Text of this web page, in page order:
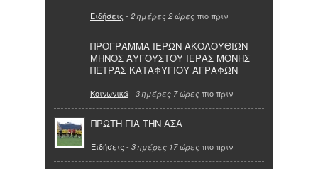
Ειδήσεις - 2 ημέρες 2 ώρες πιο πριν
ΠΡΟΓΡΑΜΜΑ ΙΕΡΩΝ ΑΚΟΛΟΥΘΙΩΝ
ΜΗΝΟΣ ΑΥΓΟΥΣΤΟΥ ΙΕΡΑΣ ΜΟΝΗΣ
ΠΕΤΡΑΣ ΚΑΤΑΦΥΓΙΟΥ ΑΓΡΑΦΩΝ
Κοινωνικά- 3 ημέρες 7 ώρες πιο πριν
ΠΡΩΤΗ ΓΙΑ ΤΗΝ ΑΣΑ
Ειδήσεις - 3 ημέρες 17 ώρες πιο πριν